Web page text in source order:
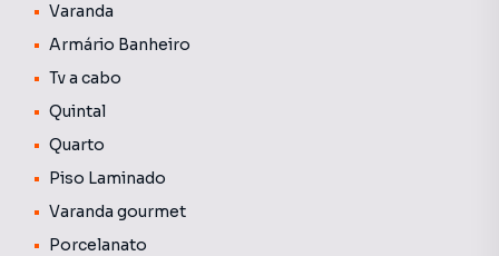
Varanda
Armário Banheiro
Tv a cabo
Quintal
Quarto
Piso Laminado
Varanda gourmet
Porcelanato